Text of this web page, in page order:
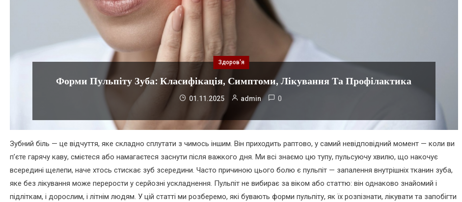
Здоров'я
Форми Пульпіту Зуба: Класифікація, Симптоми, Лікування Та Профілактика
01.11.2025 admin 0
Зубний біль — це відчуття, яке складно сплутати з чимось іншим. Він приходить раптово, у самий невідповідний момент — коли ви
п’єте гарячу каву, смієтеся або намагаєтеся заснути після важкого дня. Ми всі знаємо цю тупу, пульсуючу хвилю, що накочує
всередині щелепи, наче хтось стискає зуб зсередини. Часто причиною цього болю є пульпіт — запалення внутрішніх тканин зуба,
яке без лікування може перерости у серйозні ускладнення. Пульпіт не вибирає за віком або статтю: він однаково знайомий і
підліткам, і дорослим, і літнім людям. У цій статті ми розберемо, які бувають форми пульпіту, як їх розпізнати, лікувати та запобігти